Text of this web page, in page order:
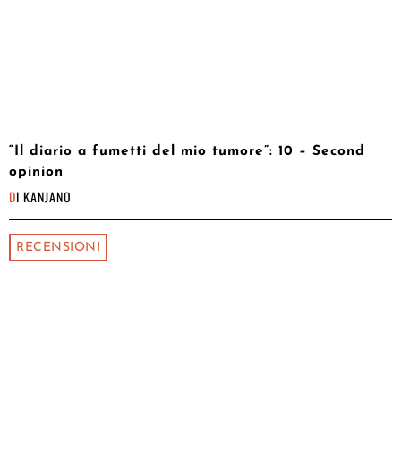
“Il diario a fumetti del mio tumore”: 10 – Second
opinion
DI KANJANO
RECENSIONI